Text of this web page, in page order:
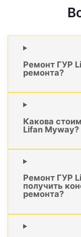
Ремонт ГУР
ремонта?
Какова
Lifan Myway?
Ремонт ГУР
получить
ремонта?